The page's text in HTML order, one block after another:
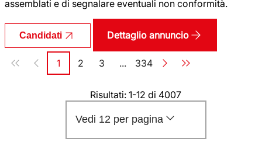
assemblati e di segnalare eventuali non conformità.
Candidati Dettaglio annuncio
Paginazione
Pagina
1 Pagina
2 Pagina
3 ... Pagina
334
Risultati: 1-12 di 4007
Vedi 12 per pagina